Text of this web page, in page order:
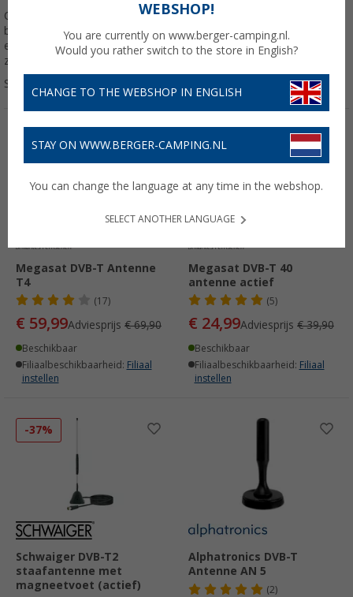
Ontdek DVB-antennes voor campers en caravans en geniet van
betrouwbare digitale tv-ontvangst op de camping. Compact,
eenvoudig te installeren en ideaal voor televisie kijken onderweg
zonder satellietschotel.
DVB-T antennes
Sorteren:
-14%
Megasat DVB-T Antenne
T4
(17)
€ 59,99Adviesprijs € 69,90
Beschikbaar
Filiaalbeschikbaarheid: Filiaal
instellen
-37%
Megasat DVB-T 40
antenne actief
(5)
€ 24,99Adviesprijs € 39,90
Beschikbaar
Filiaalbeschikbaarheid: Filiaal
instellen
-37%
Schwaiger DVB-T2
staafantenne met
magneetvoet (actief)
Alphatronics DVB-T
Antenne AN 5
(2)
WEBSHOP!
You are currently on www.berger-camping.nl.
Would you rather switch to the store in English?
CHANGE TO THE WEBSHOP IN ENGLISH
STAY ON WWW.BERGER-CAMPING.NL
You can change the language at any time in the webshop.
SELECT ANOTHER LANGUAGE